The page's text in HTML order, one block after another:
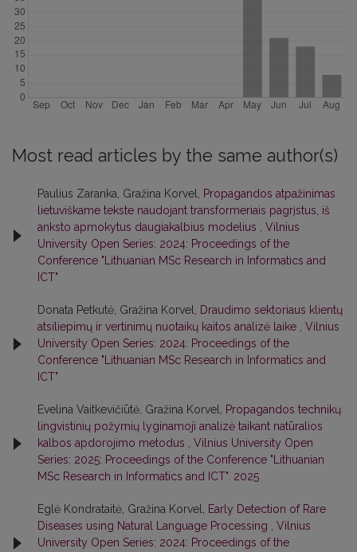
Most read articles by the same author(s)
Paulius Zaranka, Gražina Korvel, Propagandos atpažinimas
lietuviškame tekste naudojant transformeriais pagrįstus, iš
anksto apmokytus daugiakalbius modelius , Vilnius
University Open Series: 2024: Proceedings of the
Conference "Lithuanian MSc Research in Informatics and
ICT"
Donata Petkutė, Gražina Korvel, Draudimo sektoriaus klientų
atsiliepimų ir vertinimų nuotaikų kaitos analizė laike , Vilnius
University Open Series: 2024: Proceedings of the
Conference "Lithuanian MSc Research in Informatics and
ICT"
Evelina Vaitkevičiūtė, Gražina Korvel, Propagandos technikų
lingvistinių požymių lyginamoji analizė taikant natūralios
kalbos apdorojimo metodus , Vilnius University Open
Series: 2025: Proceedings of the Conference "Lithuanian
MSc Research in Informatics and ICT". 2025
Eglė Kondrataitė, Gražina Korvel, Early Detection of Rare
Diseases using Natural Language Processing , Vilnius
University Open Series: 2024: Proceedings of the